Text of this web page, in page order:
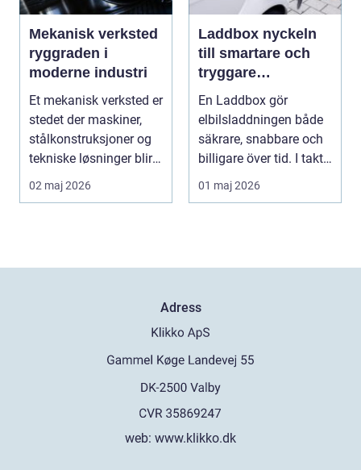
Mekanisk verksted
ryggraden i
moderne industri
Et mekanisk verksted er
stedet der maskiner,
stålkonstruksjoner og
tekniske løsninger blir
holdt i g...
02 maj 2026
Laddbox nyckeln
till smartare och
tryggare
elbilsladdning
hemma
En Laddbox gör
elbilsladdningen både
säkrare, snabbare och
billigare över tid. I takt
med att fler s...
01 maj 2026
Adress
web: www.klikko.dk